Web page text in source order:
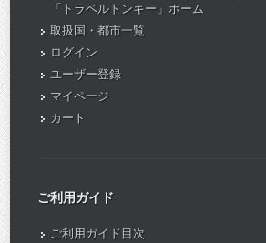
「トラベルドンキー」ホーム
取扱国・都市一覧
ログイン
ユーザー登録
マイページ
カート
ご利用ガイド
ご利用ガイド目次